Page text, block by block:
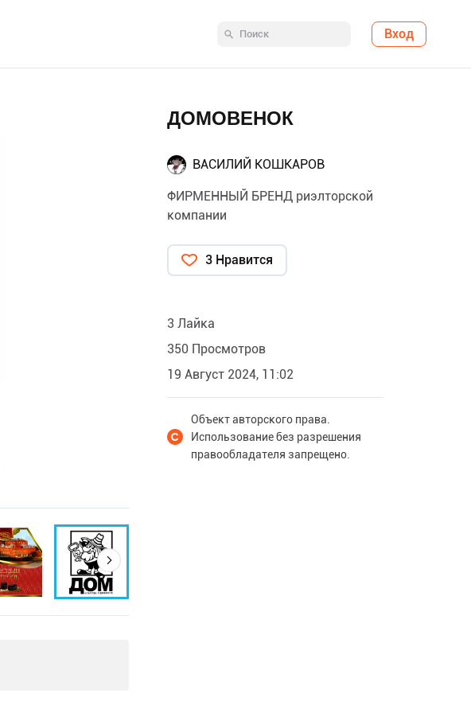
Вход
ДОМОВЕНОК
ВАСИЛИЙ КОШКАРОВ
ФИРМЕННЫЙ БРЕНД риэлторской
компании
3 Нравится
3 Лайка
350 Просмотров
19 Август 2024, 11:02
Объект авторского права.
Использование без разрешения
правообладателя запрещено.